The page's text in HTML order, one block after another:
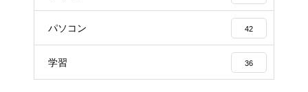
パソコン 42
学習 36